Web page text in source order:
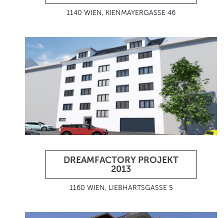
1140 WIEN, KIENMAYERGASSE 46
DREAMFACTORY PROJEKT
2013
1160 WIEN, LIEBHARTSGASSE 5